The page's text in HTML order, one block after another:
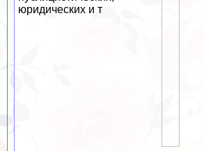
юридических и т